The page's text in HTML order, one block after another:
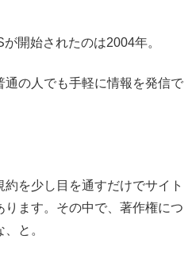
開始されたのは2004年。
通の人でも手軽に情報を発信で
を少し目を通すだけでサイト
ます。その中で、著作権につ
と。